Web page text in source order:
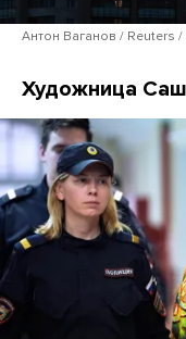
Антон Ваганов / Reuters /
Художница